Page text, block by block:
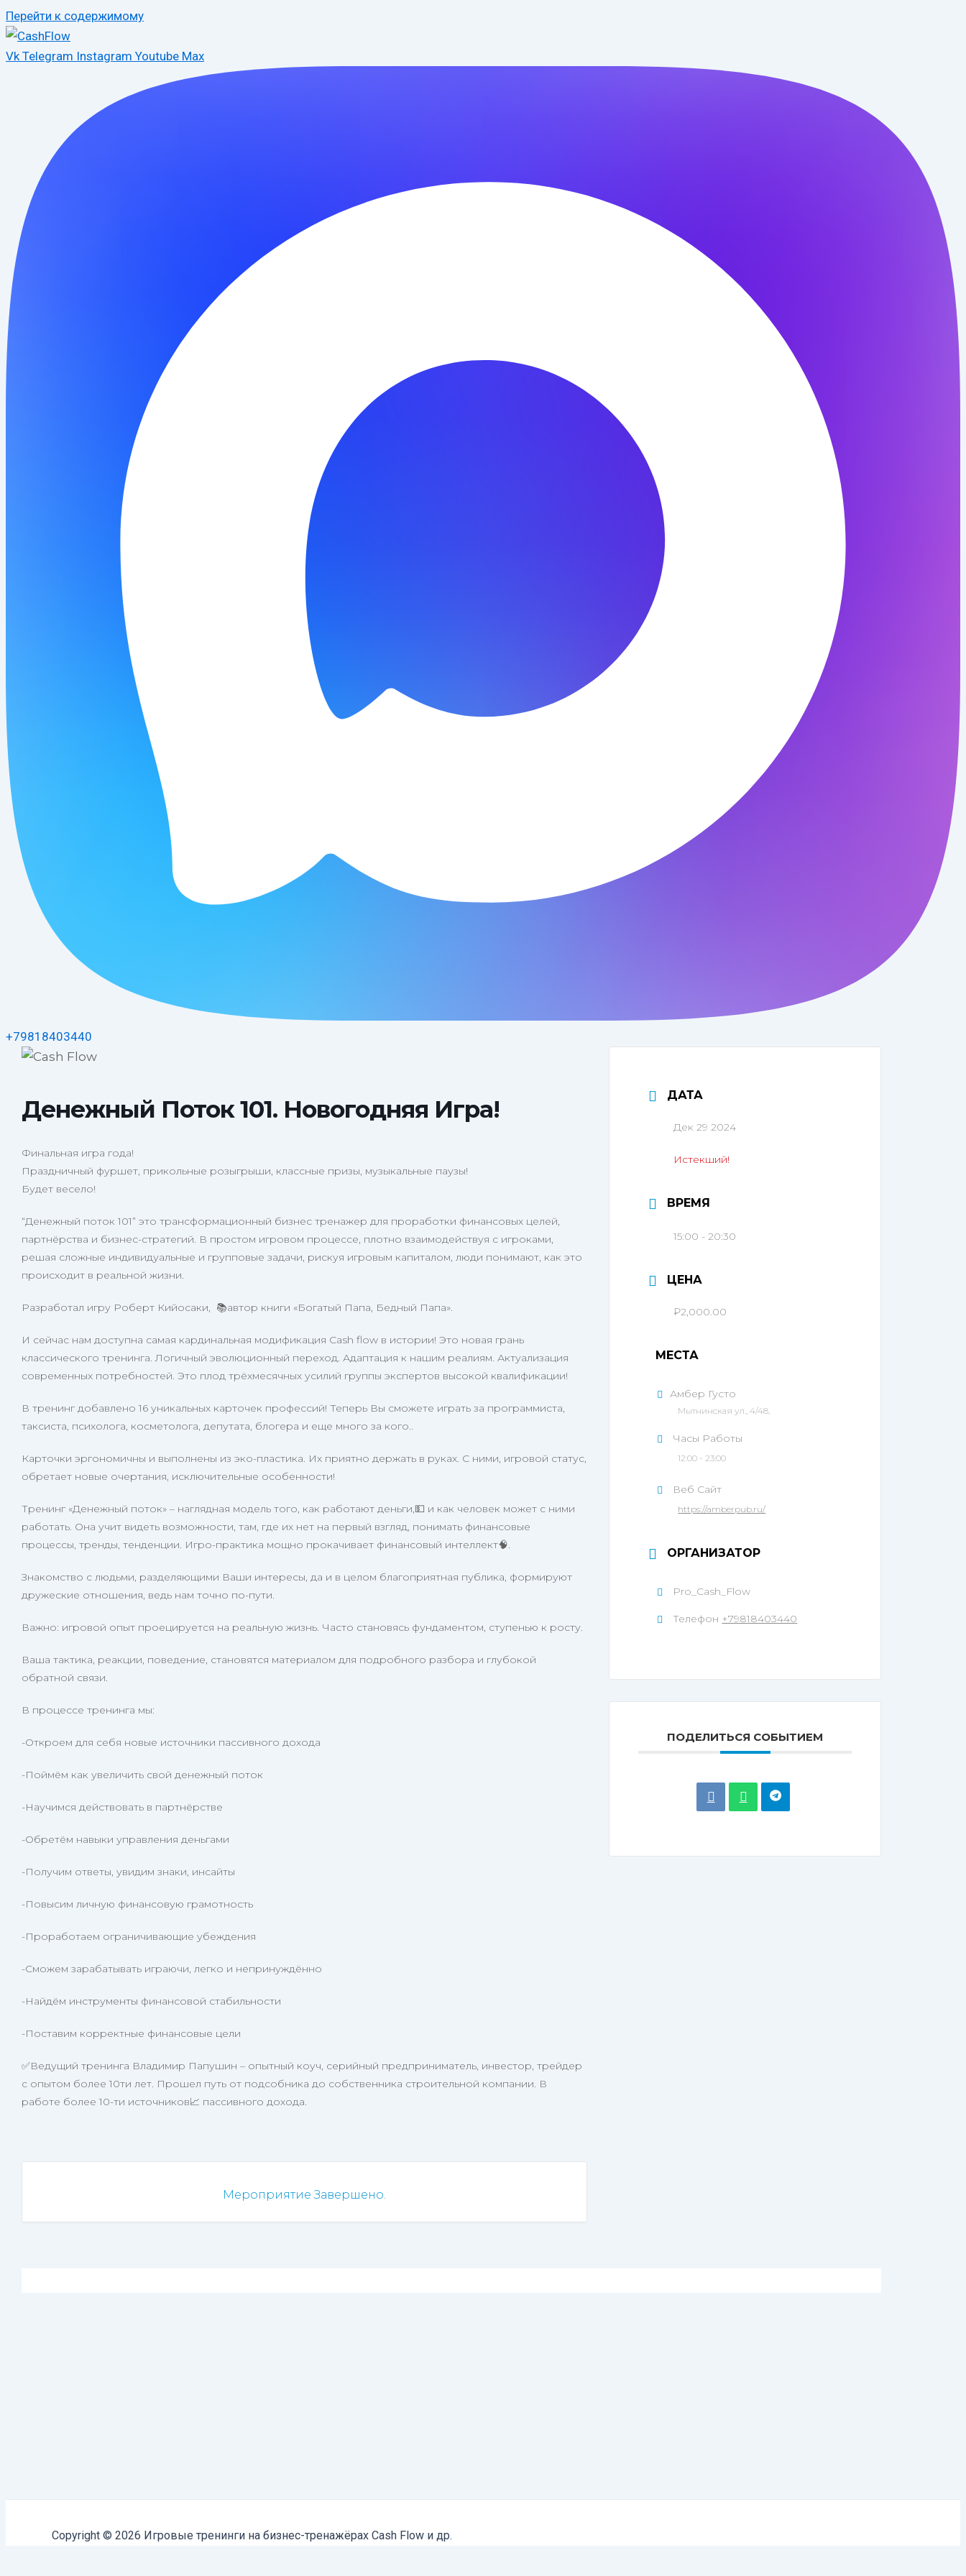
Перейти к содержимому
Vk Telegram Instagram Youtube Max
+79818403440
Денежный Поток 101. Новогодняя Игра!
Финальная игра года!
Праздничный фуршет, прикольные розыгрыши, классные призы, музыкальные паузы!
Будет весело!
“Денежный поток 101” это трансформационный бизнес тренажер для проработки финансовых целей,
партнёрства и бизнес-стратегий. В простом игровом процессе, плотно взаимодействуя с игроками,
решая сложные индивидуальные и групповые задачи, рискуя игровым капиталом, люди понимают, как это
происходит в реальной жизни.
Разработал игру Роберт Кийосаки, 📚автор книги «Богатый Папа, Бедный Папа».
И сейчас нам доступна самая кардинальная модификация Cash flow в истории! Это новая грань
классического тренинга. Логичный эволюционный переход. Адаптация к нашим реалиям. Актуализация
современных потребностей. Это плод трёхмесячных усилий группы экспертов высокой квалификации!
В тренинг добавлено 16 уникальных карточек профессий! Теперь Вы сможете играть за программиста,
таксиста, психолога, косметолога, депутата, блогера и еще много за кого..
Карточки эргономичны и выполнены из эко-пластика. Их приятно держать в руках. С ними, игровой статус,
обретает новые очертания, исключительные особенности!
Тренинг «Денежный поток» – наглядная модель того, как работают деньги,💵 и как человек может с ними
работать. Она учит видеть возможности, там, где их нет на первый взгляд, понимать финансовые
процессы, тренды, тенденции. Игро-практика мощно прокачивает финансовый интеллект🧠.
Знакомство с людьми, разделяющими Ваши интересы, да и в целом благоприятная публика, формируют
дружеские отношения, ведь нам точно по-пути.
Важно: игровой опыт проецируется на реальную жизнь. Часто становясь фундаментом, ступенью к росту.
Ваша тактика, реакции, поведение, становятся материалом для подробного разбора и глубокой
обратной связи.
В процессе тренинга мы:
-Откроем для себя новые источники пассивного дохода
-Поймём как увеличить свой денежный поток
-Научимся действовать в партнёрстве
-Обретём навыки управления деньгами
-Получим ответы, увидим знаки, инсайты
-Повысим личную финансовую грамотность
-Проработаем ограничивающие убеждения
-Сможем зарабатывать играючи, легко и непринуждённо
-Найдём инструменты финансовой стабильности
-Поставим корректные финансовые цели
✅Ведущий тренинга Владимир Папушин – опытный коуч, серийный предприниматель, инвестор, трейдер
с опытом более 10ти лет. Прошел путь от подсобника до собственника строительной компании. В
работе более 10-ти источников📈 пассивного дохода.
Мероприятие Завершено.
ДАТА
Дек 29 2024
Истекший!
ВРЕМЯ
15:00 - 20:30
ЦЕНА
₽2,000.00
МЕСТА
Амбер Густо
Мытнинская ул., 4/48,
Часы Работы
12:00 - 23:00
Веб Сайт
https://amberpub.ru/
ОРГАНИЗАТОР
Pro_Cash_Flow
Телефон +79818403440
ПОДЕЛИТЬСЯ СОБЫТИЕМ
Copyright © 2026 Игровые тренинги на бизнес-тренажёрах Cash Flow и др.